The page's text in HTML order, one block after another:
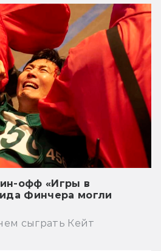
офф «Игры в
Финчера могли
сыграть Кейт